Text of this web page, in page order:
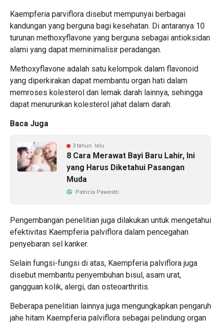
Kaempferia parviflora disebut mempunyai berbagai
kandungan yang berguna bagi kesehatan. Di antaranya 10
turunan methoxyflavone yang berguna sebagai antioksidan
alami yang dapat meminimalisir peradangan.
Methoxyflavone adalah satu kelompok dalam flavonoid
yang diperkirakan dapat membantu organ hati dalam
memroses kolesterol dan lemak darah lainnya, sehingga
dapat menurunkan kolesterol jahat dalam darah.
Baca Juga
3 tahun lalu
8 Cara Merawat Bayi Baru Lahir, Ini
yang Harus Diketahui Pasangan
Muda
Patricia Pawestri
Pengembangan penelitian juga dilakukan untuk mengetahui
efektivitas Kaempferia palviflora dalam pencegahan
penyebaran sel kanker.
Selain fungsi-fungsi di atas, Kaempferia palviflora juga
disebut membantu penyembuhan bisul, asam urat,
gangguan kolik, alergi, dan osteoarthritis.
Beberapa penelitian lainnya juga mengungkapkan pengaruh
jahe hitam Kaempferia palviflora sebagai pelindung organ